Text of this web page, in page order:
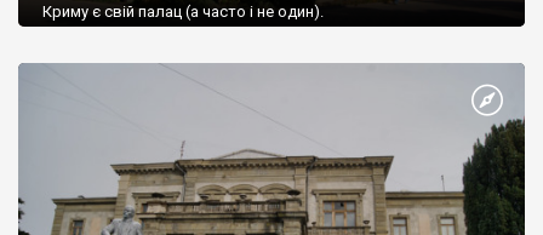
Криму є свій палац (а часто і не один).